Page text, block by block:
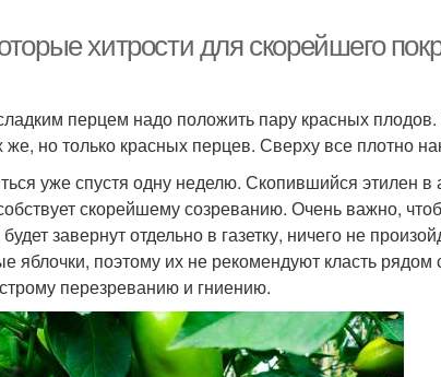
хитрости для скорейшего
перцем надо положить пару красных
но только красных перцев. Сверху все плотно
уже спустя одну неделю. Скопившийся этилен в
скорейшему созреванию. Очень важно,
завернут отдельно в газетку, ничего не
яблочки, поэтому их не рекомендуют класть
перезреванию и гниению.